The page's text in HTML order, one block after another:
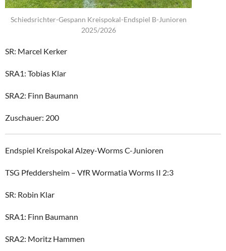
Schiedsrichter-Gespann Kreispokal-Endspiel B-Junioren
2025/2026
SR: Marcel Kerker
SRA1: Tobias Klar
SRA2: Finn Baumann
Zuschauer: 200
Endspiel Kreispokal Alzey-Worms C-Junioren
TSG Pfeddersheim – VfR Wormatia Worms II 2:3
SR: Robin Klar
SRA1: Finn Baumann
SRA2: Moritz Hammen